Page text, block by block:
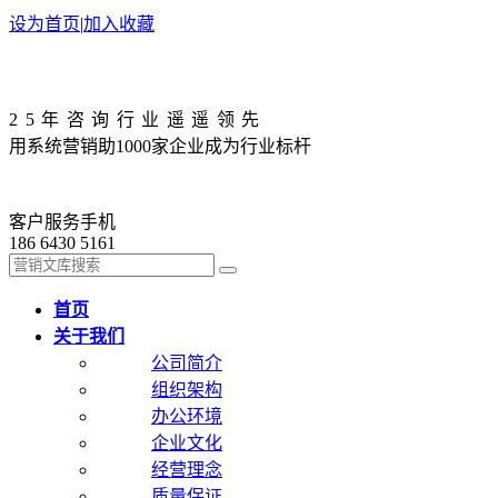
设为首页|加入收藏
25年咨询行业遥遥领先
用系统营销助1000家企业成为行业标杆
客户服务手机
186 6430 5161
首页
关于我们
公司简介
组织架构
办公环境
企业文化
经营理念